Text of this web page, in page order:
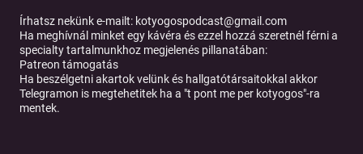
Írhatsz nekünk e-mailt: kotyogospodcast@gmail.com
Ha meghívnál minket egy kávéra és ezzel hozzá szeretnél férni a
specialty tartalmunkhoz megjelenés pillanatában:
Patreon támogatás
Ha beszélgetni akartok velünk és hallgatótársaitokkal akkor
Telegramon is megtehetitek ha a "t pont me per kotyogos"-ra
mentek.